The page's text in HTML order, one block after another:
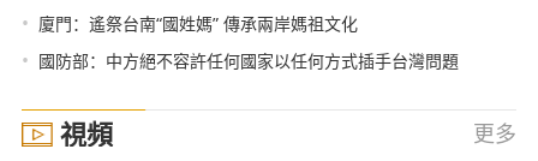
• 廈門：遙祭台南“國姓媽” 傳承兩岸媽祖文化
• 國防部：中方絕不容許任何國家以任何方式插手台灣問題
視頻 更多